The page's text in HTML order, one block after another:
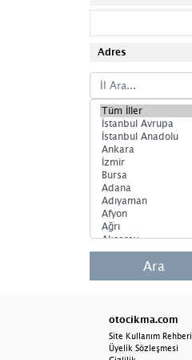
Teker Bilyası
Torsiyon
Viraj Demiri
Adres
Ara
otocikma.com
Site Kullanım Rehberi
Üyelik Sözleşmesi